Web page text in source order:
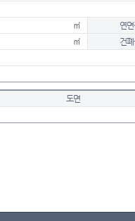
㎡
연
㎡
건
도면